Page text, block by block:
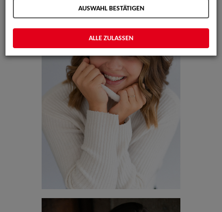
AUSWAHL BESTÄTIGEN
ALLE ZULASSEN